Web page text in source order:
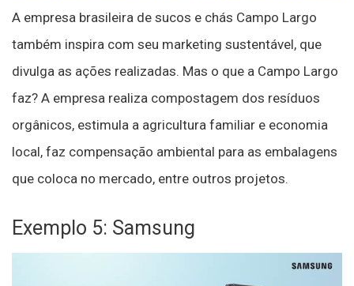
A empresa brasileira de sucos e chás Campo Largo
também inspira com seu marketing sustentável, que
divulga as ações realizadas. Mas o que a Campo Largo
faz? A empresa realiza compostagem dos resíduos
orgânicos, estimula a agricultura familiar e economia
local, faz compensação ambiental para as embalagens
que coloca no mercado, entre outros projetos.
Exemplo 5: Samsung